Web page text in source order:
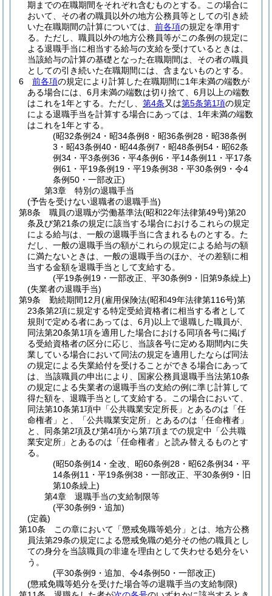
期までの在職期間をそれぞれ含むものとする。
この場合に
おいて、その者の職員以外の地方公務員等としての引き続
いた在職期間の計算については、 前各項の規定を準用す
る。 ただし、職員以外の地方公務員等がこの条例の規定に
よる退職手当に相当する給与の支給を受けているときは、
当該給与の計算の基礎となった在職期間は、その者の職員
としての引き続いた在職期間には、含まないものとする。
6
前各項の規定により計算した在職期間に1年未満の端数が
ある場合には、6月未満の端数は切り捨て、6月以上の端数
はこれを1年とする。 ただし、 第4条又は第5条第1項の規定
による退職手当を計算する場合にあっては、1年未満の端数
はこれを1年とする。
(昭32条例24・昭34条例8・昭36条例28・昭38条例
3・昭43条例40・昭44条例7・昭48条例54・昭62条
例34・平3条例36・平4条例6・平14条例11・平17条
例61・平19条例19・平19条例38・平30条例9・令4
条例50・一部改正)
第3章
特別の退職手当
(予告を受けない退職者の退職手当)
第8条
職員の退職が労働基準法(昭和22年法律第49号)第20
条及び第21条の規定に該当する場合におけるこれらの規定
による給与は、一般の退職手当に含まれるものとする。 た
だし、一般の退職手当の額がこれらの規定による給与の額
に満たないときは、一般の退職手当のほか、その差額に相
当する金額を退職手当として支給する。
(平19条例19・一部改正、平30条例9・旧第9条繰上)
(失業者の退職手当)
第9条
勤続期間12月(雇用保険法(昭和49年法律第116号)第
23条第2項に規定する特定受給資格者に相当する者として
規則で定める者にあっては、6月)以上で退職した職員が、
同法第20条第1項を適用した場合における同項各号に掲げ
る受給資格者の区分に応じ、当該各号に定める期間内に失
業している場合において同法の規定を適用したならば同法
の規定による失業給付を受けることができる場合にあって
は、当該職員の申出により、国家公務員退職手当法第10条
の規定による失業者の退職手当の支給の例に準じ計算して
得た額を、退職手当として支給する。
この場合において、
同法第10条第1項中「公共職業安定所長」とあるのは「任
命権者」と、「公共職業安定所」とあるのは「任命権者」
と、同条第2項及び第4項から第7項までの規定中「公共職
業安定所」とあるのは「任命権者」と読み替えるものとす
る。
(昭50条例14・全改、昭60条例28・昭62条例34・平
14条例11・平19条例38・一部改正、平30条例9・旧
第10条繰上)
第4章
退職手当の支給制限等
(平30条例9・追加)
(定義)
第10条
この章において「懲戒免職等処分」とは、地方公務
員法第29条の規定による懲戒免職の処分その他の職員とし
ての身分を当該職員の非違を理由として失わせる処分をい
う。
(平30条例9・追加、令4条例50・一部改正)
(懲戒免職等処分を受けた場合等の退職手当の支給制限)